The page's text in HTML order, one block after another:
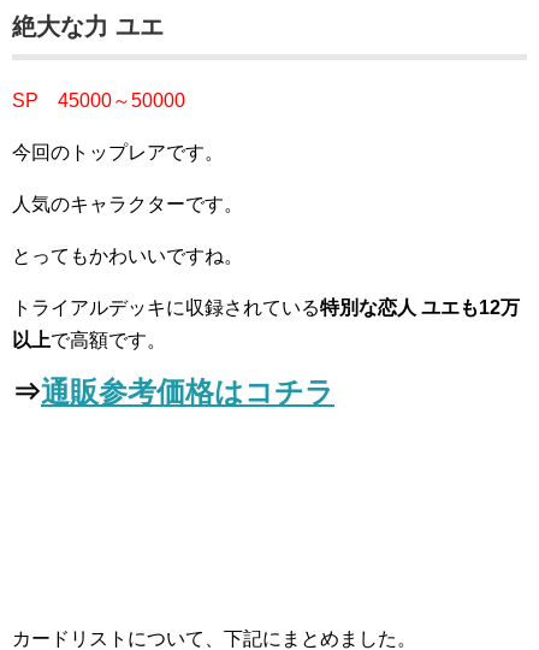
絶大な力 ユエ
SP 45000～50000
今回のトップレアです。
人気のキャラクターです。
とってもかわいいですね。
トライアルデッキに収録されている特別な恋人 ユエも12万
以上で高額です。
⇒通販参考価格はコチラ
カードリストについて、下記にまとめました。